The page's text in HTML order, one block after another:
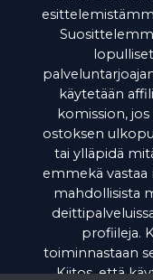
käytetään
komission,
ostoksen
tai ylläpidä
emmekä vastaa
mahdollisista
profiileja.
toiminnastaan
Kiitos, että